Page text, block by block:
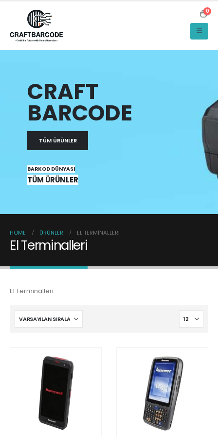
0
CRAFT
BARCODE
TÜM ÜRÜNLER
BARKOD DÜNYASI
TÜM ÜRÜNLER
HOME ÜRÜNLER EL TERMINALLERI
El Terminalleri
El Terminalleri